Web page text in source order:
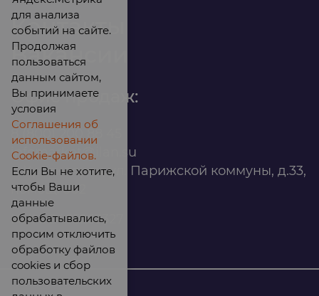
Контакты
Вакансии
Офис продаж:
infomarket@ilan.su
г. Красноярск, ул. Парижской коммуны, д.33,
помещ. 302
ИНН: 2465263327
для анализа
событий на сайте.
Продолжая
пользоваться
данным сайтом,
Вы принимаете
условия
Соглашения об
использовании
Cookie-файлов.
Если Вы не хотите,
чтобы Ваши
данные
обрабатывались,
просим отключить
обработку файлов
cookies и сбор
пользовательских